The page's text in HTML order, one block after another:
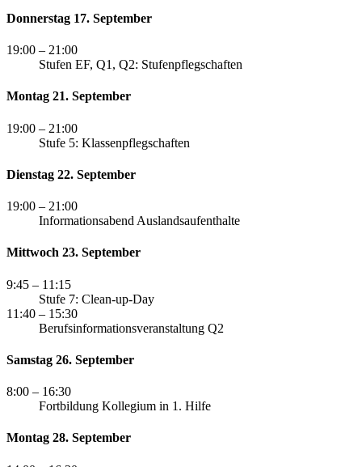
Donnerstag 17. September
19:00 – 21:00
Stufen EF, Q1, Q2: Stufenpflegschaften
Montag 21. September
19:00 – 21:00
Stufe 5: Klassenpflegschaften
Dienstag 22. September
19:00 – 21:00
Informationsabend Auslandsaufenthalte
Mittwoch 23. September
9:45 – 11:15
Stufe 7: Clean-up-Day
11:40 – 15:30
Berufsinformationsveranstaltung Q2
Samstag 26. September
8:00 – 16:30
Fortbildung Kollegium in 1. Hilfe
Montag 28. September